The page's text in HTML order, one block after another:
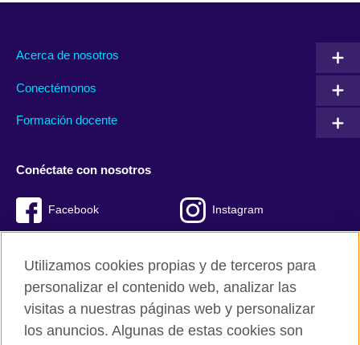
Acerca de nosotros
Conectémonos
Formación docente
Conéctate con nosotros
Facebook Instagram
Utilizamos cookies propias y de terceros para
personalizar el contenido web, analizar las
visitas a nuestras páginas web y personalizar
los anuncios. Algunas de estas cookies son